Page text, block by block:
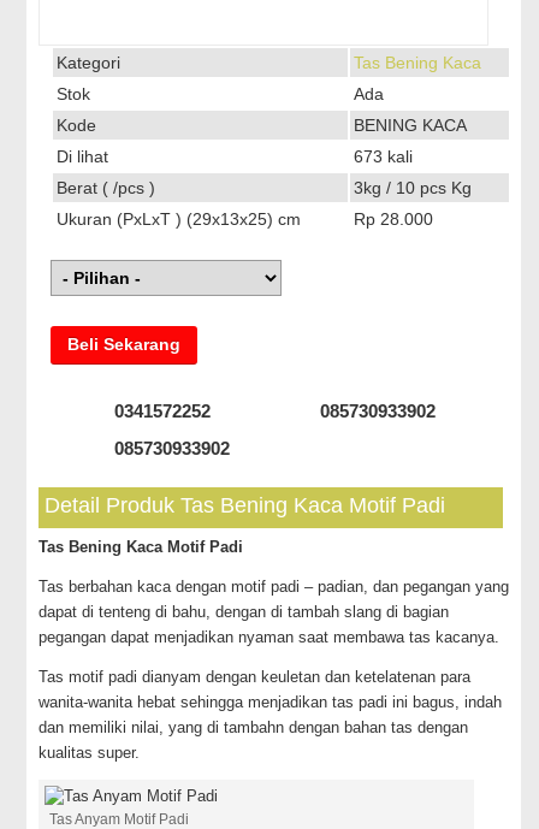
Kategori
Tas Bening Kaca
Stok
Ada
Kode
BENING KACA
Di lihat
673 kali
Berat ( /pcs )
3kg / 10 pcs Kg
Ukuran (PxLxT ) (29x13x25) cm
Rp 28.000
Beli Sekarang
0341572252
085730933902
085730933902
Detail Produk Tas Bening Kaca Motif Padi
Tas Bening Kaca Motif Padi
Tas berbahan kaca dengan motif padi – padian, dan pegangan yang
dapat di tenteng di bahu, dengan di tambah slang di bagian
pegangan dapat menjadikan nyaman saat membawa tas kacanya.
Tas motif padi dianyam dengan keuletan dan ketelatenan para
wanita-wanita hebat sehingga menjadikan tas padi ini bagus, indah
dan memiliki nilai, yang di tambahn dengan bahan tas dengan
kualitas super.
Tas Anyam Motif Padi